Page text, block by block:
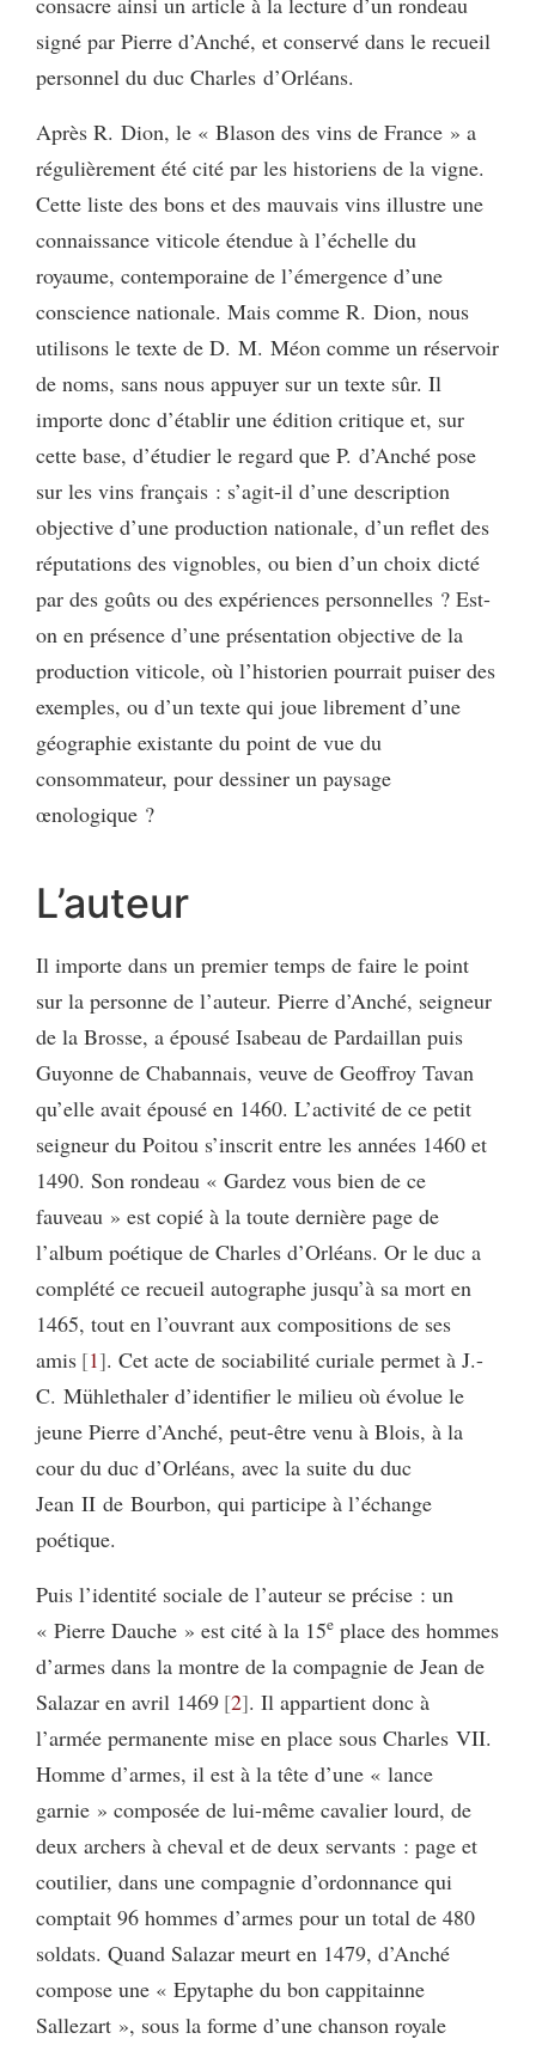
signé par Pierre d’Anché, et conservé dans le recueil
personnel du duc Charles d’Orléans.
Après R. Dion, le « Blason des vins de France » a
régulièrement été cité par les historiens de la vigne.
Cette liste des bons et des mauvais vins illustre une
connaissance viticole étendue à l’échelle du
royaume, contemporaine de l’émergence d’une
conscience nationale. Mais comme R. Dion, nous
utilisons le texte de D. M. Méon comme un réservoir
de noms, sans nous appuyer sur un texte sûr. Il
importe donc d’établir une édition critique et, sur
cette base, d’étudier le regard que P. d’Anché pose
sur les vins français : s’agit-il d’une description
objective d’une production nationale, d’un reflet des
réputations des vignobles, ou bien d’un choix dicté
par des goûts ou des expériences personnelles ? Est-
on en présence d’une présentation objective de la
production viticole, où l’historien pourrait puiser des
exemples, ou d’un texte qui joue librement d’une
géographie existante du point de vue du
consommateur, pour dessiner un paysage
œnologique ?
L’auteur
Il importe dans un premier temps de faire le point
sur la personne de l’auteur. Pierre d’Anché, seigneur
de la Brosse, a épousé Isabeau de Pardaillan puis
Guyonne de Chabannais, veuve de Geoffroy Tavan
qu’elle avait épousé en 1460. L’activité de ce petit
seigneur du Poitou s’inscrit entre les années 1460 et
1490. Son rondeau « Gardez vous bien de ce
fauveau » est copié à la toute dernière page de
l’album poétique de Charles d’Orléans. Or le duc a
complété ce recueil autographe jusqu’à sa mort en
1465, tout en l’ouvrant aux compositions de ses
amis 1 . Cet acte de sociabilité curiale permet à J.-
C. Mühlethaler d’identifier le milieu où évolue le
jeune Pierre d’Anché, peut-être venu à Blois, à la
cour du duc d’Orléans, avec la suite du duc
Jean II de Bourbon, qui participe à l’échange
poétique.
Puis l’identité sociale de l’auteur se précise : un
« Pierre Dauche » est cité à la 15e place des hommes
d’armes dans la montre de la compagnie de Jean de
Salazar en avril 1469 2 . Il appartient donc à
l’armée permanente mise en place sous Charles VII.
Homme d’armes, il est à la tête d’une « lance
garnie » composée de lui-même cavalier lourd, de
deux archers à cheval et de deux servants : page et
coutilier, dans une compagnie d’ordonnance qui
comptait 96 hommes d’armes pour un total de 480
soldats. Quand Salazar meurt en 1479, d’Anché
compose une « Epytaphe du bon cappitainne
Sallezart », sous la forme d’une chanson royale